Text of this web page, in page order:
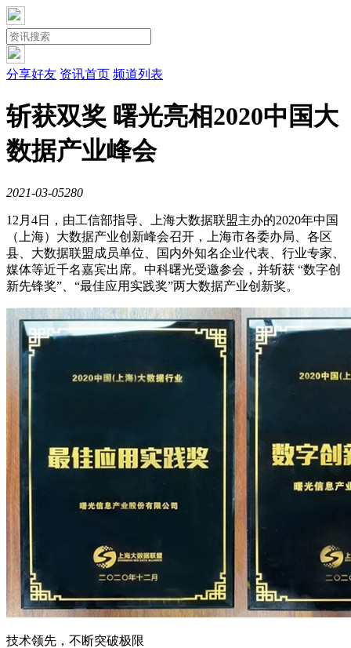
分享好友 资讯首页 频道列表
斩获双奖 曙光亮相2020中国大
数据产业峰会
2021-03-05280
12月4日，由工信部指导、上海大数据联盟主办的2020年中国
（上海）大数据产业创新峰会召开，上海市各委办局、各区
县、大数据联盟成员单位、国内外知名企业代表、行业专家、
媒体等近千名嘉宾出席。中科曙光受邀参会，并斩获 “数字创
新先锋奖”、“最佳应用实践奖”两大数据产业创新奖。
技术领先，不断突破极限